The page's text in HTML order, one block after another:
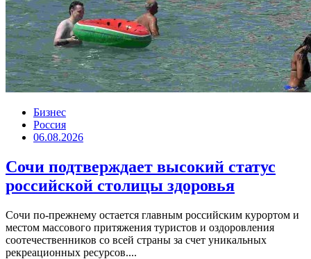
Бизнес
Россия
06.08.2026
Сочи подтверждает высокий статус
российской столицы здоровья
Сочи по-прежнему остается главным российским курортом и
местом массового притяжения туристов и оздоровления
соотечественников со всей страны за счет уникальных
рекреационных ресурсов....